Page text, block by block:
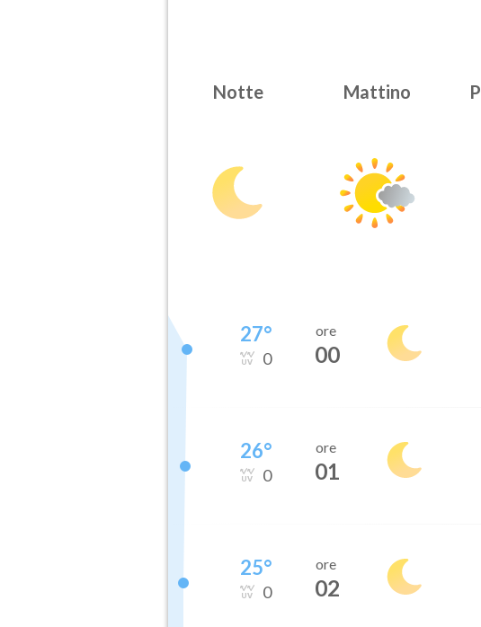
Notte Mattino
27°
0
ore
00
26°
0
ore
01
25°
0
ore
02